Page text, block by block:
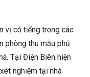
vị có tiếng trong các
phòng thu mẫu phủ
Tại Điện Biên hiện
nghiệm tại nhà